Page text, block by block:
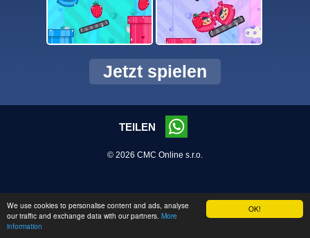
OK!
We use cookies to personalise content and ads, analyse
our traffic and exchange data with our partners. More
information
Jetzt spielen
TEILEN
© 2026 CMC Online s.r.o.